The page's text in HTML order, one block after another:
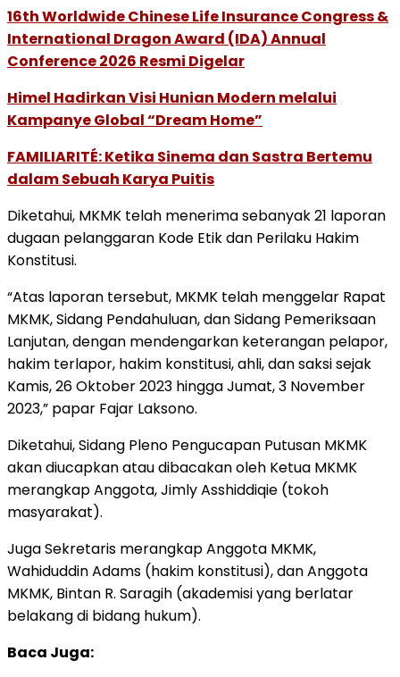
16th Worldwide Chinese Life Insurance Congress &
International Dragon Award (IDA) Annual
Conference 2026 Resmi Digelar
Himel Hadirkan Visi Hunian Modern melalui
Kampanye Global “Dream Home”
FAMILIARITÉ: Ketika Sinema dan Sastra Bertemu
dalam Sebuah Karya Puitis
Diketahui, MKMK telah menerima sebanyak 21 laporan
dugaan pelanggaran Kode Etik dan Perilaku Hakim
Konstitusi.
“Atas laporan tersebut, MKMK telah menggelar Rapat
MKMK, Sidang Pendahuluan, dan Sidang Pemeriksaan
Lanjutan, dengan mendengarkan keterangan pelapor,
hakim terlapor, hakim konstitusi, ahli, dan saksi sejak
Kamis, 26 Oktober 2023 hingga Jumat, 3 November
2023,” papar Fajar Laksono.
Diketahui, Sidang Pleno Pengucapan Putusan MKMK
akan diucapkan atau dibacakan oleh Ketua MKMK
merangkap Anggota, Jimly Asshiddiqie (tokoh
masyarakat).
Juga Sekretaris merangkap Anggota MKMK,
Wahiduddin Adams (hakim konstitusi), dan Anggota
MKMK, Bintan R. Saragih (akademisi yang berlatar
belakang di bidang hukum).
Baca Juga: